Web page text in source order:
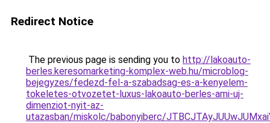
Redirect Notice
The previous page is sending you to http://lakoauto-
berles.keresomarketing-komplex-web.hu/microblog-
bejegyzes/fedezd-fel-a-szabadsag-es-a-kenyelem-
tokeletes-otvozetet-luxus-lakoauto-berles-ami-uj-
dimenziot-nyit-az-
utazasban/miskolc/babonyiberc/